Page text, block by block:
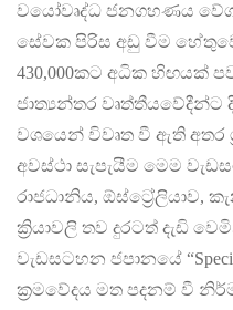
වයෝවෘද්ධ ජනගහණය
සේවක පිරිස අඩු වීම
430,000කට අධික හිඟයක්
ජාත්‍යන්තර වෘත්තීයවේදීන්ට
වශයෙන් විවෘත වී ඇති අතර
අවස්ථා සැපැයීම මෙම
රාජධානිය, ඕස්ට්‍රේලියාව,
ක්‍රියාවලි තව දුරටත් දැඩි
වැඩසටහන ජපානයේ
ක්‍රමවේදය මත පදනම් වී